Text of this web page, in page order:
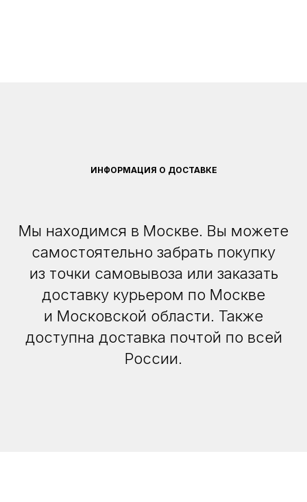
ИНФОРМАЦИЯ О ДОСТАВКЕ
Мы находимся в Москве. Вы можете
самостоятельно забрать покупку
из точки самовывоза или заказать
доставку курьером по Москве
и Московской области. Также
доступна доставка почтой по всей
России.